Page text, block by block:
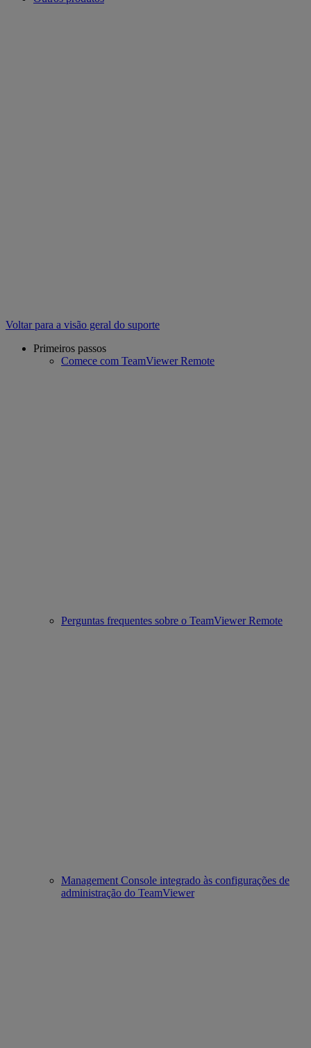
Voltar para a visão geral do suporte
Primeiros passos
Comece com TeamViewer Remote
Perguntas frequentes sobre o TeamViewer Remote
Management Console integrado às configurações de
administração do TeamViewer